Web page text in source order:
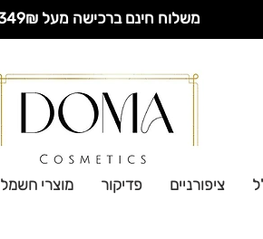
משלוח חינם ברכישה מעל 349₪
ציפורניים פדיקור מוצרי חשמל